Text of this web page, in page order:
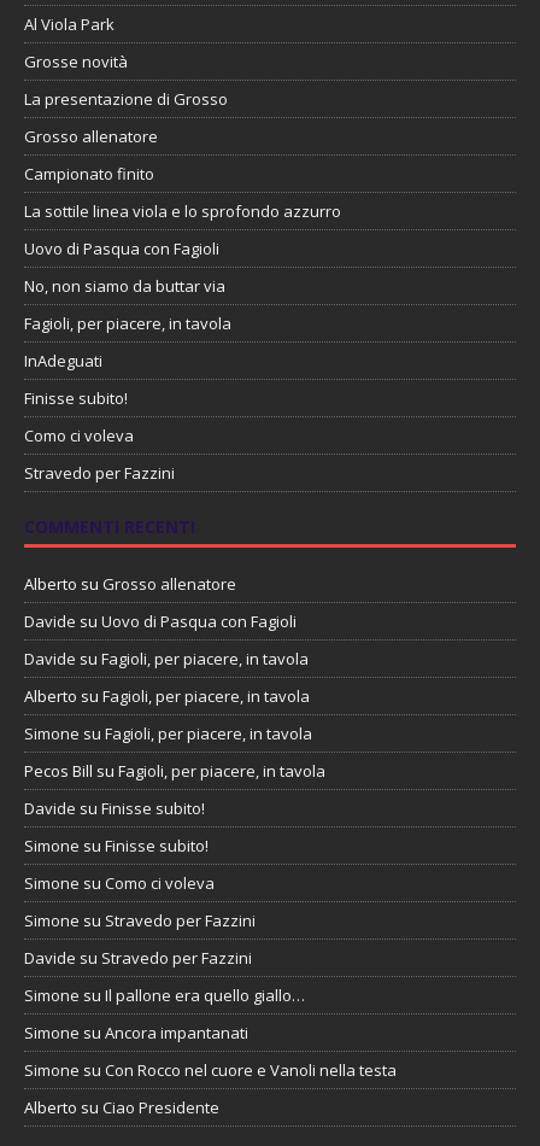
Al Viola Park
Grosse novità
La presentazione di Grosso
Grosso allenatore
Campionato finito
La sottile linea viola e lo sprofondo azzurro
Uovo di Pasqua con Fagioli
No, non siamo da buttar via
Fagioli, per piacere, in tavola
InAdeguati
Finisse subito!
Como ci voleva
Stravedo per Fazzini
COMMENTI RECENTI
Alberto su Grosso allenatore
Davide su Uovo di Pasqua con Fagioli
Davide su Fagioli, per piacere, in tavola
Alberto su Fagioli, per piacere, in tavola
Simone su Fagioli, per piacere, in tavola
Pecos Bill su Fagioli, per piacere, in tavola
Davide su Finisse subito!
Simone su Finisse subito!
Simone su Como ci voleva
Simone su Stravedo per Fazzini
Davide su Stravedo per Fazzini
Simone su Il pallone era quello giallo…
Simone su Ancora impantanati
Simone su Con Rocco nel cuore e Vanoli nella testa
Alberto su Ciao Presidente